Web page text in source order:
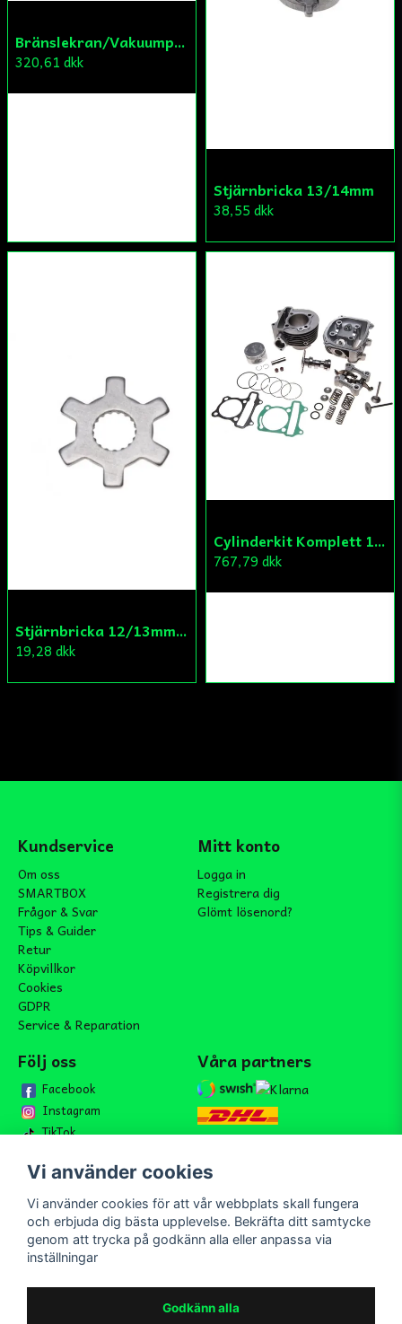
Bränslekran/Vakuumpump PGO
320,61 dkk
Stjärnbricka 13/14mm
38,55 dkk
Stjärnbricka 12/13mm Yttre Remskiva
19,28 dkk
Cylinderkit Komplett 150cc GY6
767,79 dkk
Kundservice
Om oss
SMARTBOX
Frågor & Svar
Tips & Guider
Retur
Köpvillkor
Cookies
GDPR
Service & Reparation
Mitt konto
Logga in
Registrera dig
Glömt lösenord?
Följ oss
Facebook
Instagram
TikTok
Våra partners
Bli medlem i vårt nyhetsbrev
email
Mejladress Skicka
Bli medlem i vårt nyhetsbrev och ta del av våra nyheter och
Vi använder cookies
Vi använder cookies för att vår webbplats skall fungera
och erbjuda dig bästa upplevelse. Bekräfta ditt samtycke
genom att trycka på godkänn alla eller anpassa via
inställningar
Godkänn alla